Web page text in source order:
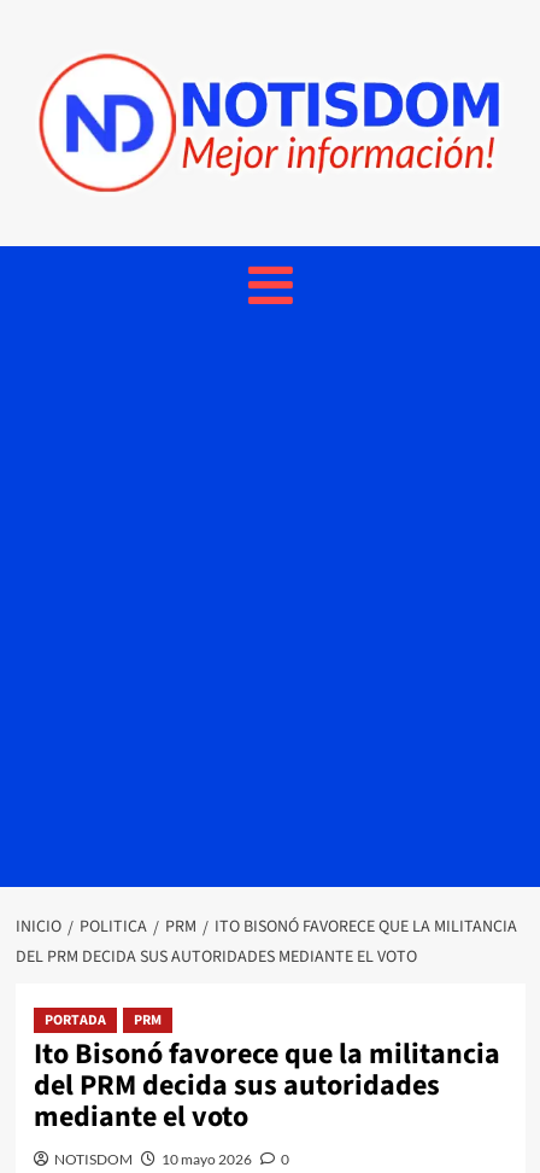
INICIO POLITICA PRM
ITO BISONÓ FAVORECE QUE LA MILITANCIA
DEL PRM DECIDA SUS AUTORIDADES MEDIANTE EL VOTO
PORTADA PRM
Ito Bisonó favorece que la militancia
del PRM decida sus autoridades
mediante el voto
NOTISDOM 10 mayo 2026 0